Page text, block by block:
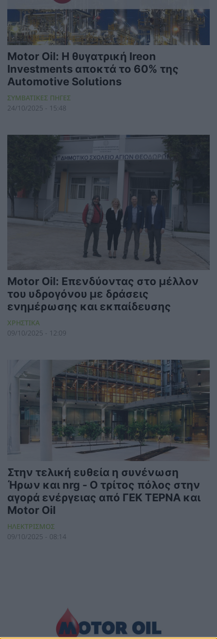
Motor Oil: Η θυγατρική Ireon
Investments αποκτά το 60% της
Automotive Solutions
ΣΥΜΒΑΤΙΚΕΣ ΠΗΓΕΣ
24/10/2025 - 15:48
Motor Oil: Επενδύοντας στο μέλλον
του υδρογόνου με δράσεις
ενημέρωσης και εκπαίδευσης
ΧΡΗΣΤΙΚΑ
09/10/2025 - 12:09
Στην τελική ευθεία η συνένωση
Ήρων και nrg - Ο τρίτος πόλος στην
αγορά ενέργειας από ΓΕΚ ΤΕΡΝΑ και
Motor Oil
ΗΛΕΚΤΡΙΣΜΟΣ
09/10/2025 - 08:14